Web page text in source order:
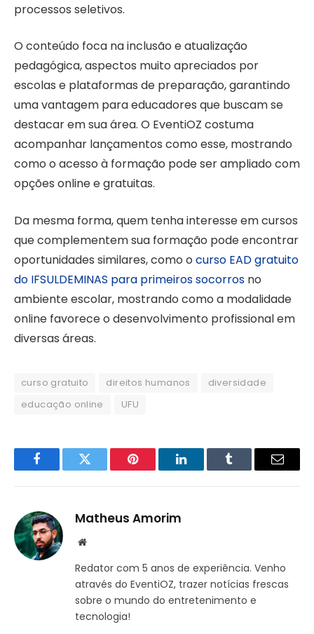
processos seletivos.
O conteúdo foca na inclusão e atualização
pedagógica, aspectos muito apreciados por
escolas e plataformas de preparação, garantindo
uma vantagem para educadores que buscam se
destacar em sua área. O EventiOZ costuma
acompanhar lançamentos como esse, mostrando
como o acesso à formação pode ser ampliado com
opções online e gratuitas.
Da mesma forma, quem tenha interesse em cursos
que complementem sua formação pode encontrar
oportunidades similares, como o curso EAD gratuito
do IFSULDEMINAS para primeiros socorros no
ambiente escolar, mostrando como a modalidade
online favorece o desenvolvimento profissional em
diversas áreas.
curso gratuito direitos humanos
diversidade
educação online
UFU
FacebookTwitter Pinterest LinkedInTumblr Email
Matheus Amorim
Website
Redator com 5 anos de experiência. Venho
através do EventiOZ, trazer notícias frescas
sobre o mundo do entretenimento e
tecnologia!